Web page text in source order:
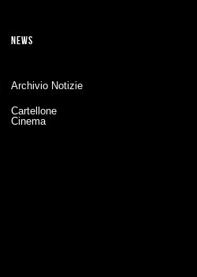
NEWS
Archivio Notizie
Cartellone
Cinema